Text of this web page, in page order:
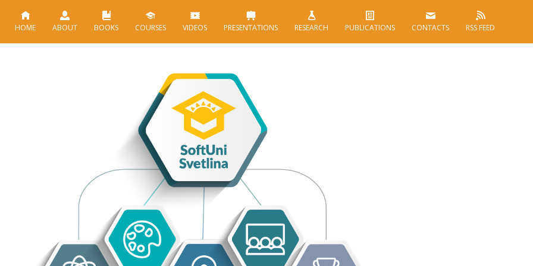
HOME ABOUT BOOKS COURSES VIDEOS PRESENTATIONS RESEARCH PUBLICATIONS CONTACTS RSS FEED